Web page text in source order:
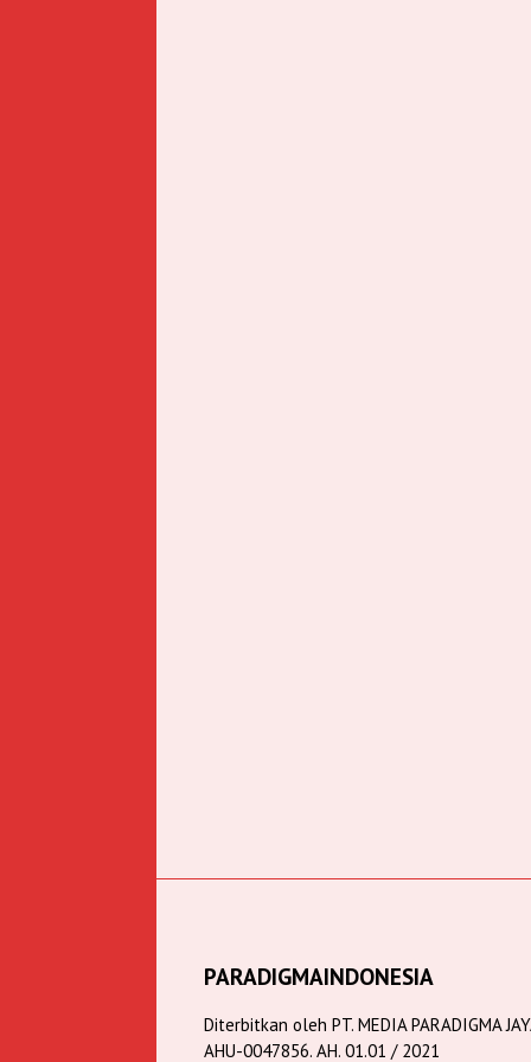
PARADIGMAINDONESIA
Diterbitkan oleh PT. MEDIA PARADIGMA
AHU-0047856. AH. 01.01 / 2021